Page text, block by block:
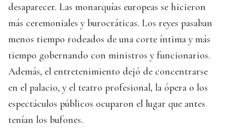
desaparecer. Las monarquías europeas se hicieron
más ceremoniales y burocráticas. Los reyes pasaban
menos tiempo rodeados de una corte íntima y más
tiempo gobernando con ministros y funcionarios.
Además, el entretenimiento dejó de concentrarse
en el palacio, y el teatro profesional, la ópera o los
espectáculos públicos ocuparon el lugar que antes
tenían los bufones.